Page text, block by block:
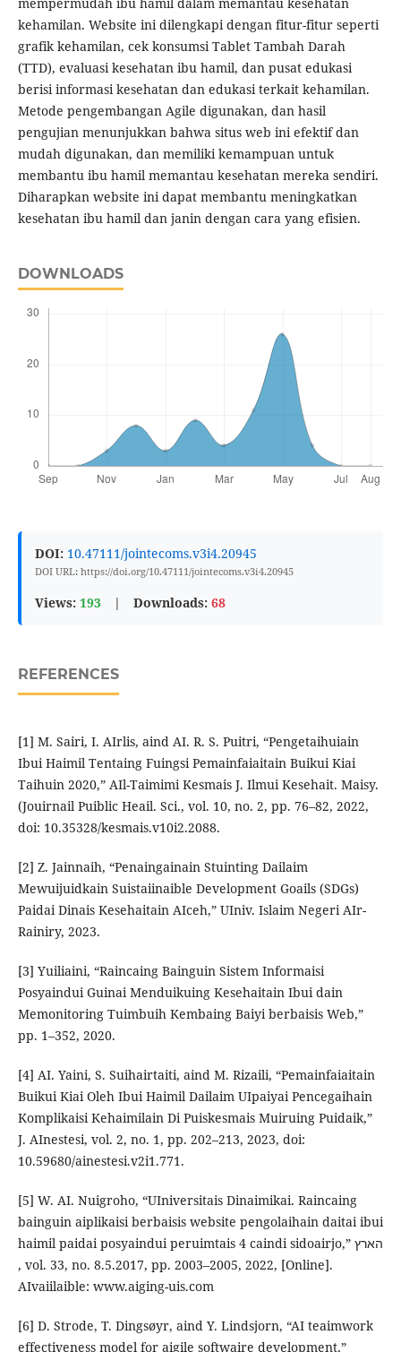
kehamilan. Website ini dilengkapi dengan fitur-fitur seperti
grafik kehamilan, cek konsumsi Tablet Tambah Darah
(TTD), evaluasi kesehatan ibu hamil, dan pusat edukasi
berisi informasi kesehatan dan edukasi terkait kehamilan.
Metode pengembangan Agile digunakan, dan hasil
pengujian menunjukkan bahwa situs web ini efektif dan
mudah digunakan, dan memiliki kemampuan untuk
membantu ibu hamil memantau kesehatan mereka sendiri.
Diharapkan website ini dapat membantu meningkatkan
kesehatan ibu hamil dan janin dengan cara yang efisien.
DOWNLOADS
DOI: 10.47111/jointecoms.v3i4.20945
DOI URL: https://doi.org/10.47111/jointecoms.v3i4.20945
Views: 193 | Downloads: 68
REFERENCES
[1] M. Sairi, I. AIrlis, aind AI. R. S. Puitri, “Pengetaihuiain
Ibui Haimil Tentaing Fuingsi Pemainfaiaitain Buikui Kiai
Taihuin 2020,” AIl-Taimimi Kesmais J. Ilmui Kesehait. Maisy.
(Jouirnail Puiblic Heail. Sci., vol. 10, no. 2, pp. 76–82, 2022,
doi: 10.35328/kesmais.v10i2.2088.
[2] Z. Jainnaih, “Penaingainain Stuinting Dailaim
Mewuijuidkain Suistaiinaible Development Goails (SDGs)
Paidai Dinais Kesehaitain AIceh,” UIniv. Islaim Negeri AIr-
Rainiry, 2023.
[3] Yuiliaini, “Raincaing Bainguin Sistem Informaisi
Posyaindui Guinai Menduikuing Kesehaitain Ibui dain
Memonitoring Tuimbuih Kembaing Baiyi berbaisis Web,”
pp. 1–352, 2020.
[4] AI. Yaini, S. Suihairtaiti, aind M. Rizaili, “Pemainfaiaitain
Buikui Kiai Oleh Ibui Haimil Dailaim UIpaiyai Pencegaihain
Komplikaisi Kehaimilain Di Puiskesmais Muiruing Puidaik,”
J. AInestesi, vol. 2, no. 1, pp. 202–213, 2023, doi:
10.59680/ainestesi.v2i1.771.
[5] W. AI. Nuigroho, “UIniversitais Dinaimikai. Raincaing
bainguin aiplikaisi berbaisis website pengolaihain daitai ibui
haimil paidai posyaindui peruimtais 4 caindi sidoairjo,” הארץ
, vol. 33, no. 8.5.2017, pp. 2003–2005, 2022, [Online].
AIvaiilaible: www.aiging-uis.com
[6] D. Strode, T. Dingsøyr, aind Y. Lindsjorn, “AI teaimwork
effectiveness model for aigile softwaire development,”